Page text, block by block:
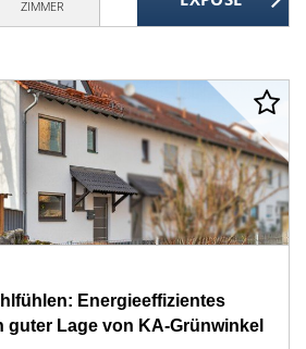
ZIMMER
Energieeffizientes
guter Lage von KA-Grünwinkel